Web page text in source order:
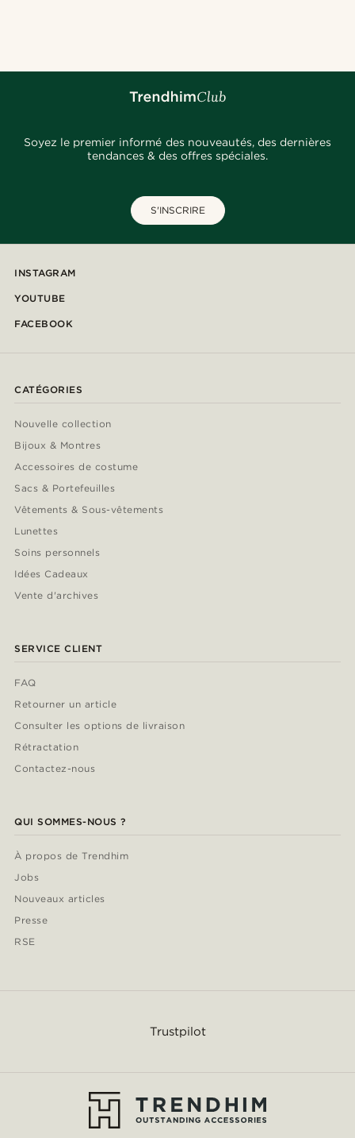
Soyez le premier informé des nouveautés, des dernières
tendances & des offres spéciales.
S'INSCRIRE
INSTAGRAM
YOUTUBE
FACEBOOK
CATÉGORIES
Nouvelle collection
Bijoux & Montres
Accessoires de costume
Sacs & Portefeuilles
Vêtements & Sous-vêtements
Lunettes
Soins personnels
Idées Cadeaux
Vente d'archives
SERVICE CLIENT
FAQ
Retourner un article
Consulter les options de livraison
Rétractation
Contactez-nous
QUI SOMMES-NOUS ?
À propos de Trendhim
Jobs
Nouveaux articles
Presse
RSE
Trustpilot